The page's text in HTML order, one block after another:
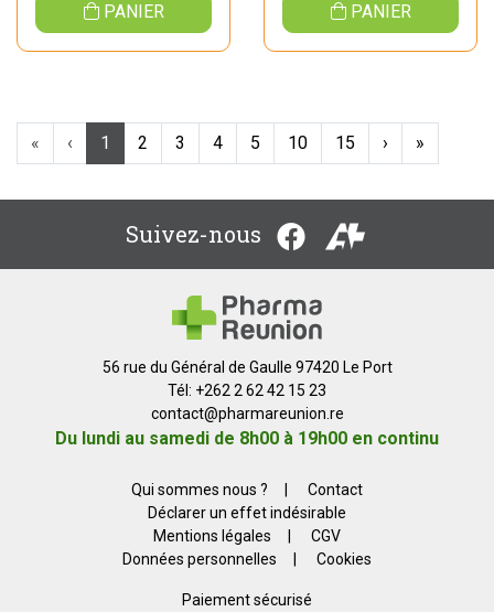
PANIER PANIER
« ‹ 1 2 3 4 5 10 15 › »
Suivez-nous
56 rue du Général de Gaulle 97420 Le Port
Tél: +262 2 62 42 15 23
contact@pharmareunion.re
Du lundi au samedi de 8h00 à 19h00 en continu
Qui sommes nous ?
Contact
Déclarer un effet indésirable
Mentions légales
CGV
Données personnelles
Cookies
Paiement sécurisé